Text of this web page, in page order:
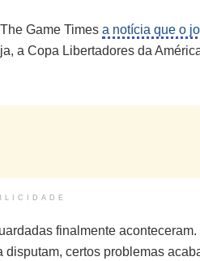
Game Times a notícia que o
a Copa Libertadores da
finalmente
certos problemas